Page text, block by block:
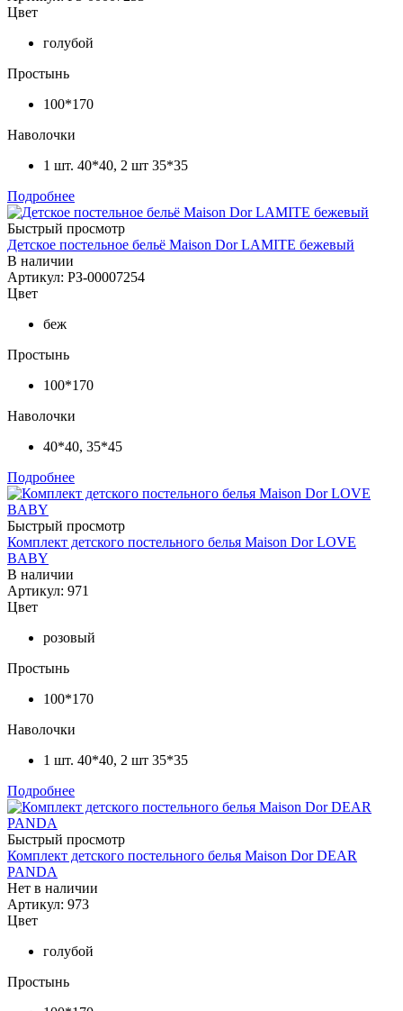
Цвет
голубой
Простынь
100*170
Наволочки
1 шт. 40*40, 2 шт 35*35
Подробнее
Быстрый просмотр
Детское постельное бельё Maison Dor LAMITE бежевый
В наличии
Артикул: РЗ-00007254
Цвет
беж
Простынь
100*170
Наволочки
40*40, 35*45
Подробнее
Быстрый просмотр
Комплект детского постельного белья Maison Dor LOVE
BABY
В наличии
Артикул: 971
Цвет
розовый
Простынь
100*170
Наволочки
1 шт. 40*40, 2 шт 35*35
Подробнее
Быстрый просмотр
Комплект детского постельного белья Maison Dor DEAR
PANDA
Нет в наличии
Артикул: 973
Цвет
голубой
Простынь